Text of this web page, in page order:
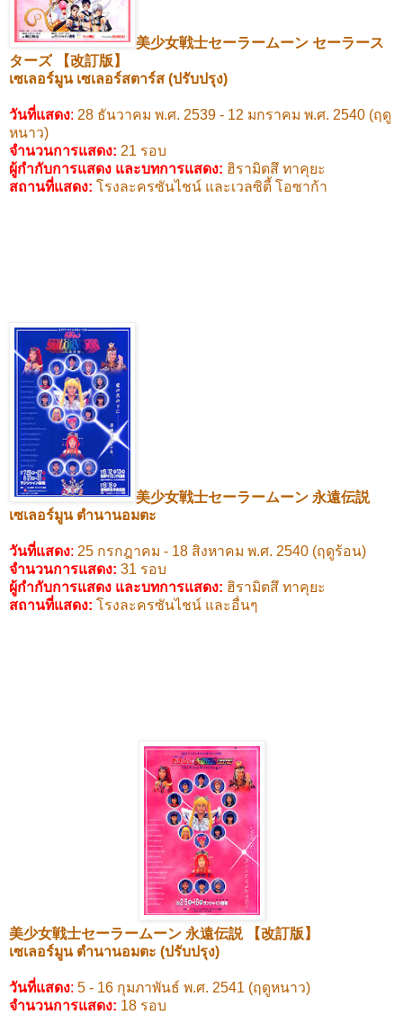
美少女戦士セーラームーン セーラース
ターズ
【改訂版】
เซเลอร์มูน เซเลอร์สตาร์ส (ปรับปรุง)
วันที่แสดง: 28 ธันวาคม พ.ศ. 2539 - 12 มกราคม พ.ศ. 2540 (ฤดู
หนาว)
จำนวนการแสดง: 21 รอบ
ผู้กำกับการแสดง และบทการแสดง: ฮิรามิตสึ ทาคุยะ
สถานที่แสดง: โรงละครซันไชน์ และเวลซิตี้ โอซาก้า
美少女戦士セーラームーン 永遠伝説
เซเลอร์มูน ตำนานอมตะ
วันที่แสดง: 25 กรกฎาคม - 18 สิงหาคม พ.ศ. 2540 (ฤดูร้อน)
จำนวนการแสดง: 31 รอบ
ผู้กำกับการแสดง และบทการแสดง: ฮิรามิตสึ ทาคุยะ
สถานที่แสดง: โรงละครซันไชน์ และอื่นๆ
美少女戦士セーラームーン 永遠伝説
【改訂版】
เซเลอร์มูน ตำนานอมตะ (ปรับปรุง)
วันที่แสดง: 5 - 16 กุมภาพันธ์ พ.ศ. 2541 (ฤดูหนาว)
จำนวนการแสดง: 18 รอบ